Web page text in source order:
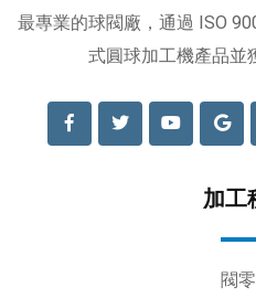
最專業的球閥廠，通過 ISO
式圓球加工機產品並
加工
閥